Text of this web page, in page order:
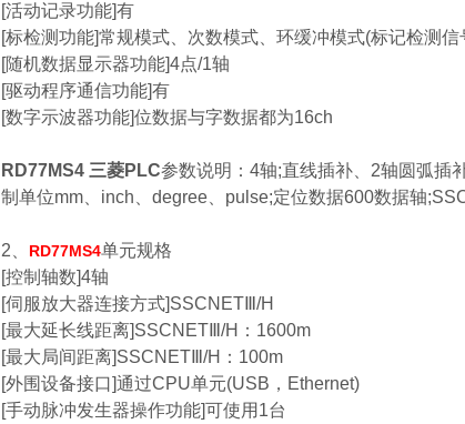
[活动记录功能]有
[标检测功能]常规模式、次数模式、环缓冲模式(标记检测
[随机数据显示器功能]4点/1轴
[驱动程序通信功能]有
[数字示波器功能]位数据与字数据都为16ch
RD77MS4 三菱PLC参数说明：4轴;直线插补、2轴圆弧插
制单位mm、inch、degree、pulse;定位数据600数据轴
2、 RD77MS4单元规格
[控制轴数]4轴
[伺服放大器连接方式]SSCNETⅢ/H
[最大延长线距离]SSCNETⅢ/H：1600m
[最大局间距离]SSCNETⅢ/H：100m
[外围设备接口]通过CPU单元(USB，Ethernet)
[手动脉冲发生器操作功能]可使用1台